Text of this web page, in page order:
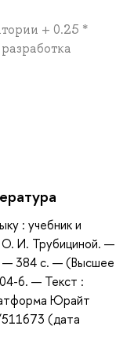
+ 0.25 *
: учебник и
О. И. Трубициной. —
— 384 с. — (Высшее
6. — Текст :
Юрайт
(дата